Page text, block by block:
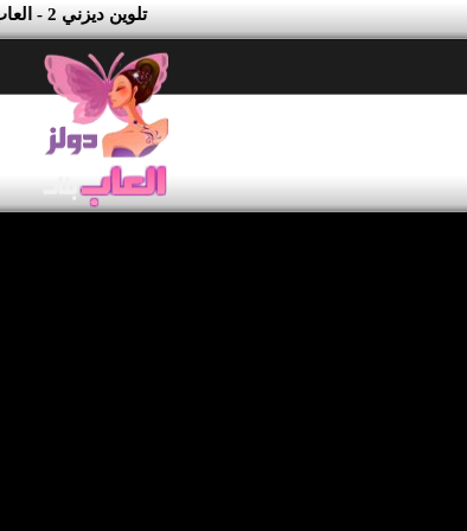
تلوين ديزني 2 - العاب بنات جدة دولز